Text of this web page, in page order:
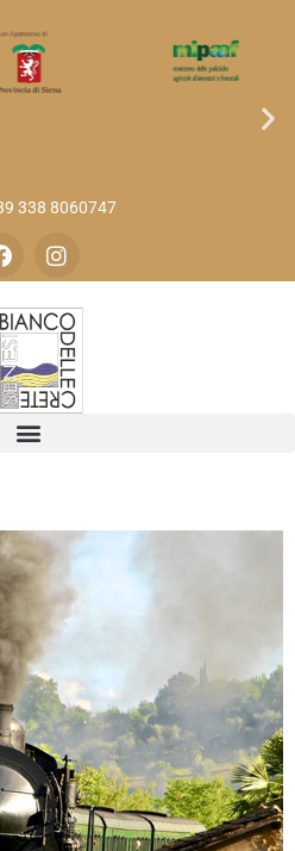
338 8060747